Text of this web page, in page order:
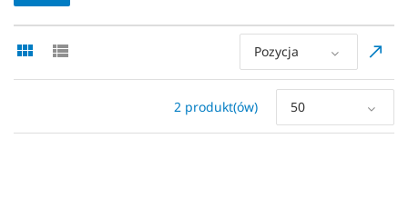
Pozycja
2 produkt(ów) 50